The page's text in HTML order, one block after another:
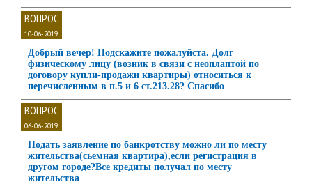
ВОПРОС
10-06-2019
Добрый вечер! Подскажите пожалуйста. Долг
физическому лицу (возник в связи с неоплаптой по
договору купли-продажи квартиры) относиться к
перечисленным в п.5 и 6 ст.213.28? Спасибо
ВОПРОС
06-06-2019
Подать заявление по банкротству можно ли по месту
жительства(сьемная квартира),если регистрация в
другом городе?Все кредиты получал по месту
жительства